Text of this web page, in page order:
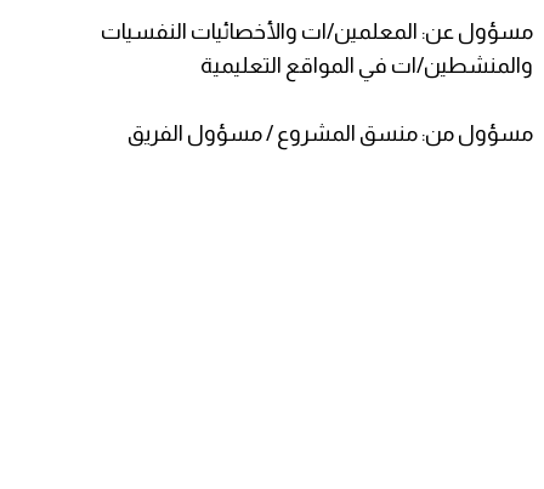
مسؤول عن: المعلمين/ات والأخصائيات النفسيات
والمنشطين/ات في المواقع التعليمية
مسؤول من: منسق المشروع / مسؤول الفريق